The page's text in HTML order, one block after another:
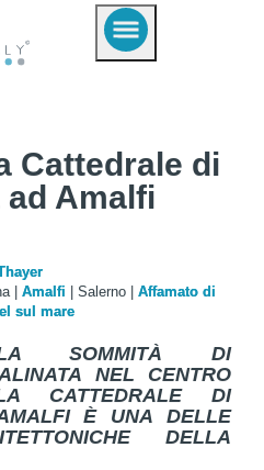
Cattedrale di
ad Amalfi
Amalfi Salerno
Affamato di
sul mare
SOMMITÀ DI
NEL CENTRO
CATTEDRALE DI
È UNA DELLE
DELLA